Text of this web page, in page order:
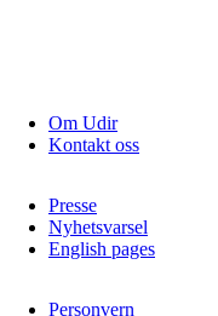
Om Udir
Kontakt oss
Presse
Nyhetsvarsel
English pages
Personvern